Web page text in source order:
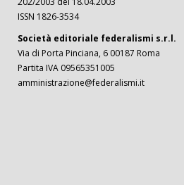
ISSN 1826-3534
Società editoriale federalismi s.r.l.
Via di Porta Pinciana, 6 00187 Roma
Partita IVA 09565351005
amministrazione@federalismi.it